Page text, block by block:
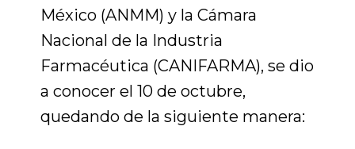
México (ANMM) y la Cámara
Nacional de la Industria
Farmacéutica (CANIFARMA), se dio
a conocer el 10 de octubre,
quedando de la siguiente manera: